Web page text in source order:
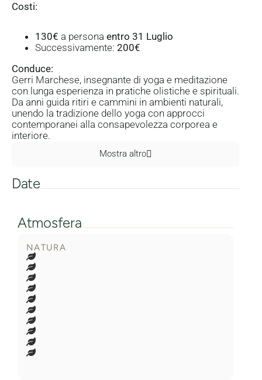
Costi:
130€ a persona entro 31 Luglio
Successivamente: 200€
Conduce:
Gerri Marchese, insegnante di yoga e meditazione
con lunga esperienza in pratiche olistiche e spirituali.
Da anni guida ritiri e cammini in ambienti naturali,
unendo la tradizione dello yoga con approcci
contemporanei alla consapevolezza corporea e
interiore.
Mostra altro
Date
Atmosfera
NATURA